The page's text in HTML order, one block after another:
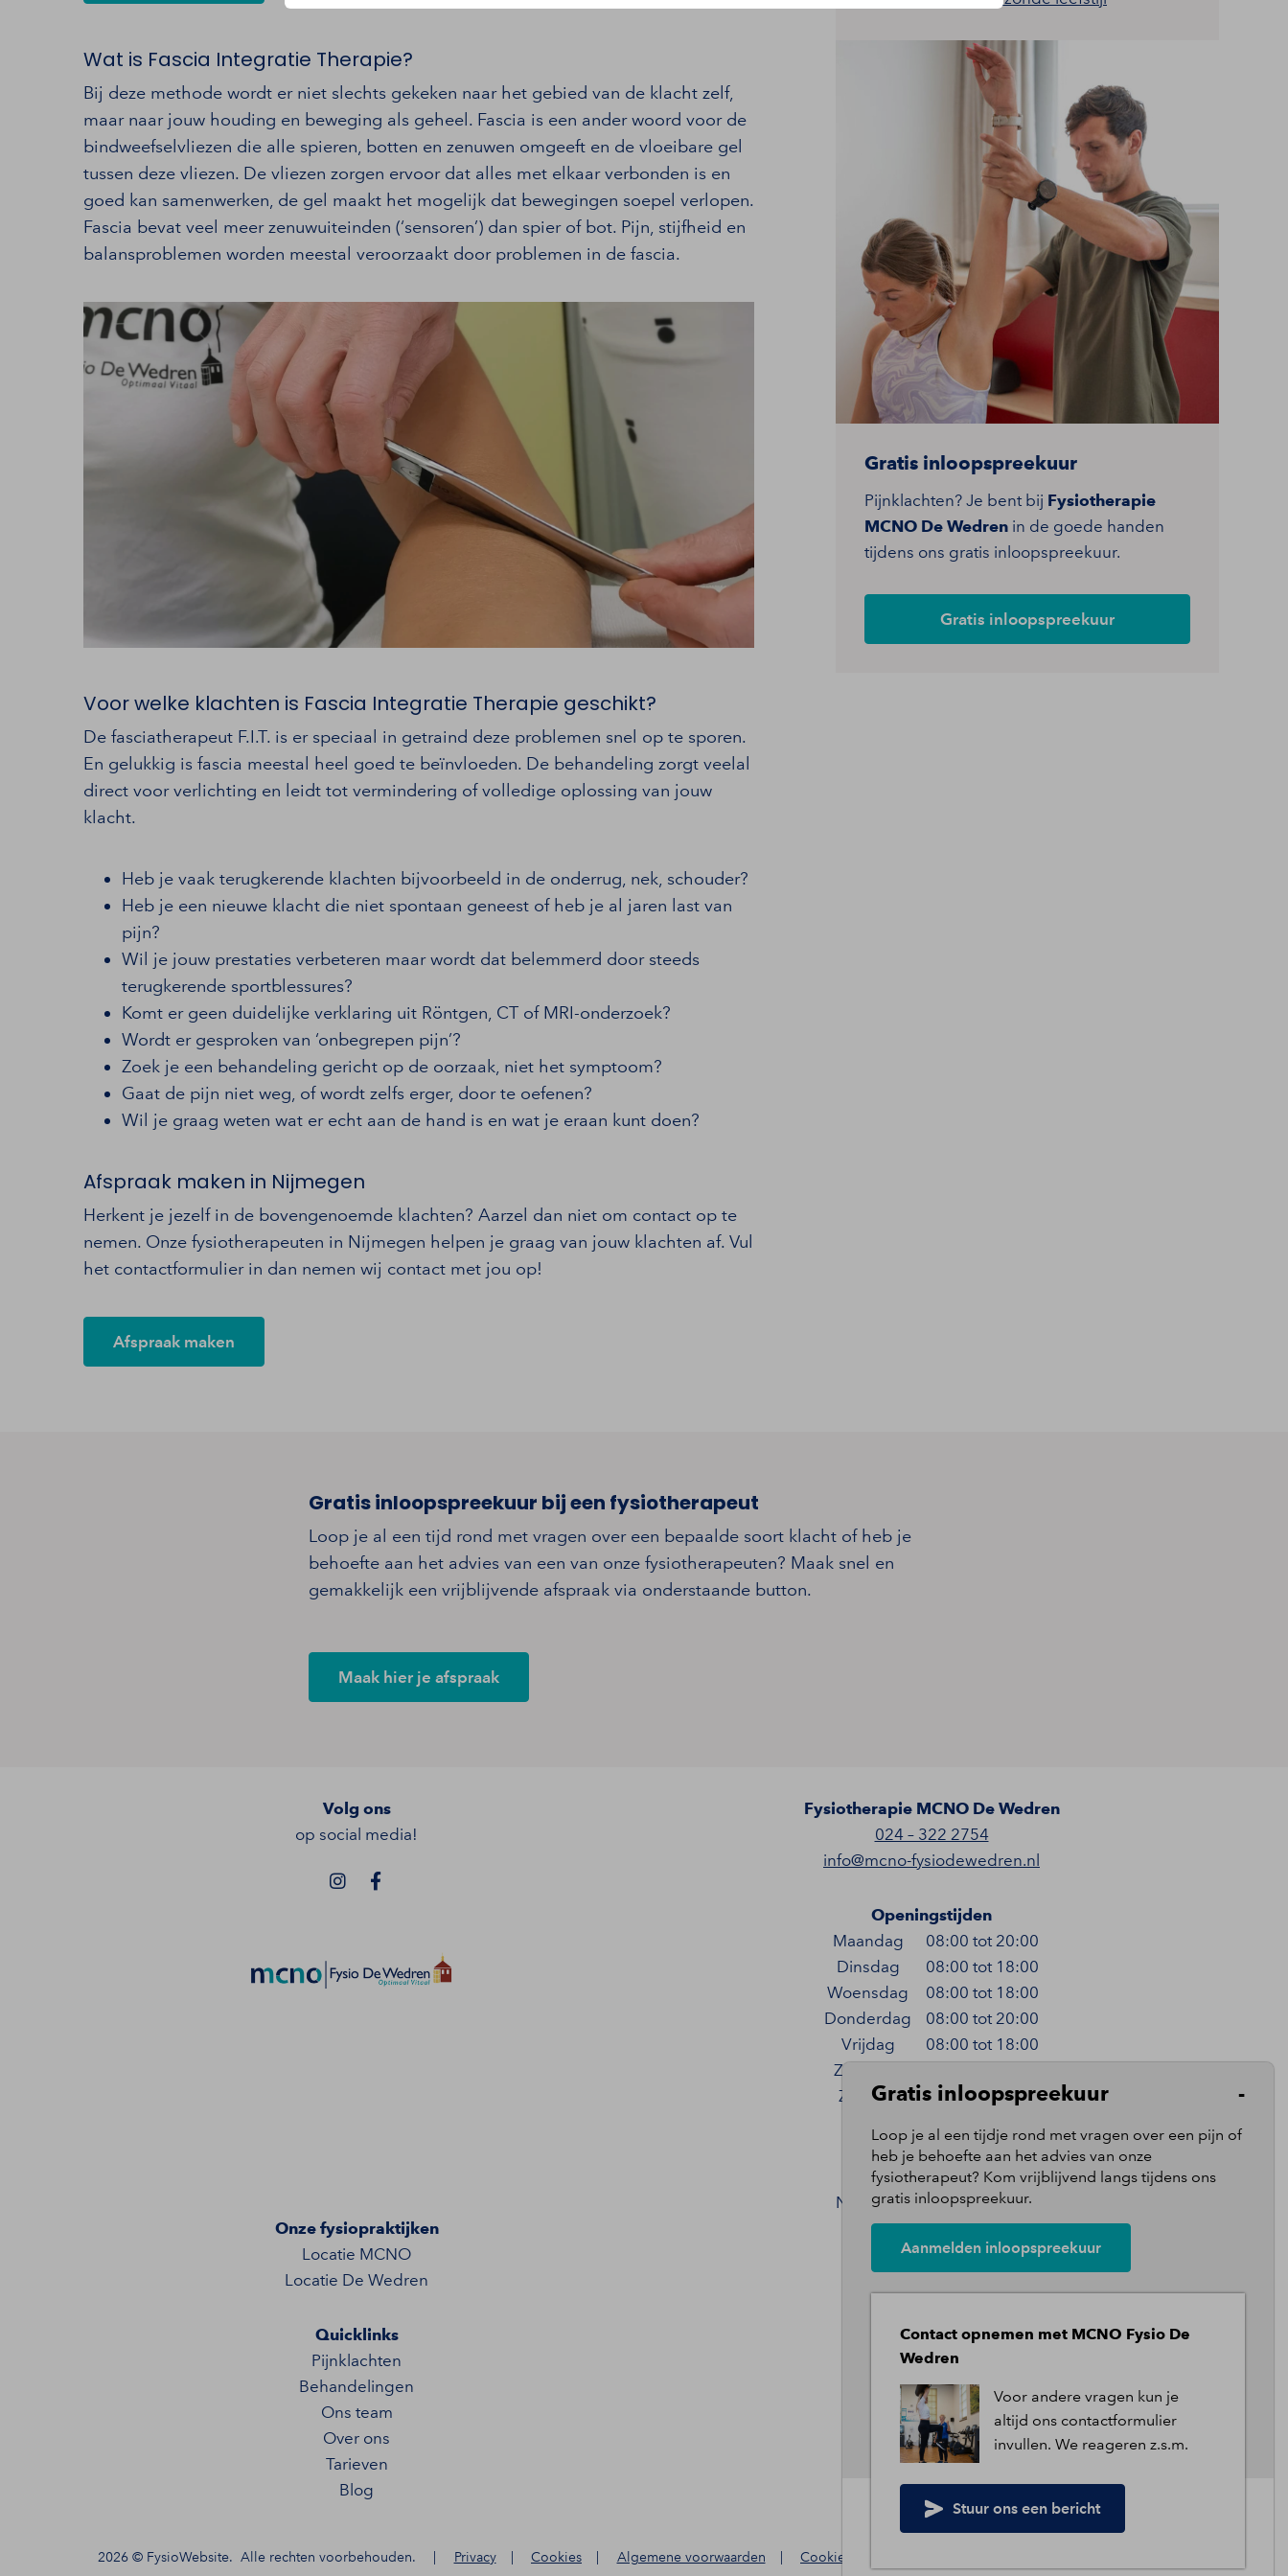
Wat is Fascia Integratie Therapie?
Bij deze methode wordt er niet slechts gekeken naar het gebied van de klacht zelf,
maar naar jouw houding en beweging als geheel. Fascia is een ander woord voor de
bindweefselvliezen die alle spieren, botten en zenuwen omgeeft en de vloeibare gel
tussen deze vliezen. De vliezen zorgen ervoor dat alles met elkaar verbonden is en
goed kan samenwerken, de gel maakt het mogelijk dat bewegingen soepel verlopen.
Fascia bevat veel meer zenuwuiteinden (‘sensoren’) dan spier of bot. Pijn, stijfheid en
balansproblemen worden meestal veroorzaakt door problemen in de fascia.
Voor welke klachten is Fascia Integratie Therapie geschikt?
De fasciatherapeut F.I.T. is er speciaal in getraind deze problemen snel op te sporen.
En gelukkig is fascia meestal heel goed te beïnvloeden. De behandeling zorgt veelal
direct voor verlichting en leidt tot vermindering of volledige oplossing van jouw
klacht.
Heb je vaak terugkerende klachten bijvoorbeeld in de onderrug, nek, schouder?
Heb je een nieuwe klacht die niet spontaan geneest of heb je al jaren last van
pijn?
Wil je jouw prestaties verbeteren maar wordt dat belemmerd door steeds
terugkerende sportblessures?
Komt er geen duidelijke verklaring uit Röntgen, CT of MRI-onderzoek?
Wordt er gesproken van ‘onbegrepen pijn’?
Zoek je een behandeling gericht op de oorzaak, niet het symptoom?
Gaat de pijn niet weg, of wordt zelfs erger, door te oefenen?
Wil je graag weten wat er echt aan de hand is en wat je eraan kunt doen?
Afspraak maken in Nijmegen
Herkent je jezelf in de bovengenoemde klachten? Aarzel dan niet om contact op te
nemen. Onze fysiotherapeuten in Nijmegen helpen je graag van jouw klachten af. Vul
het contactformulier in dan nemen wij contact met jou op!
Afspraak maken
Gratis inloopspreekuur
Pijnklachten? Je bent bij Fysiotherapie
MCNO De Wedren in de goede handen
tijdens ons gratis inloopspreekuur.
Gratis inloopspreekuur
Gratis inloopspreekuur bij een fysiotherapeut
Loop je al een tijd rond met vragen over een bepaalde soort klacht of heb je
behoefte aan het advies van een van onze fysiotherapeuten? Maak snel en
gemakkelijk een vrijblijvende afspraak via onderstaande button.
Maak hier je afspraak
Volg ons
op social media!
Fysiotherapie MCNO De Wedren
024 – 322 2754
info@mcno-fysiodewedren.nl
Openingstijden
Maandag
Dinsdag
Woensdag
Donderdag
Vrijdag
Zaterdag
Zondag
08:00 tot 20:00
08:00 tot 18:00
08:00 tot 18:00
08:00 tot 20:00
08:00 tot 18:00
Gesloten
Heb je vragen?
Neemcontactmet ons op
Onze fysiopraktijken
Locatie MCNO
Locatie De Wedren
Quicklinks
Pijnklachten
Behandelingen
Ons team
Over ons
Tarieven
Blog
2026 © FysioWebsite. Alle rechten voorbehouden. Privacy Cookies Algemene voorwaarden Cookies aanpassen
Gratis inloopspreekuur
Loop je al een tijdje rond met vragen over een pijn of
heb je behoefte aan het advies van onze
fysiotherapeut? Kom vrijblijvend langs tijdens ons
gratis inloopspreekuur.
Aanmelden inloopspreekuur
Contact opnemen met MCNO Fysio De
Wedren
Voor andere vragen kun je
altijd ons contactformulier
invullen. We reageren z.s.m.
Stuur ons een bericht